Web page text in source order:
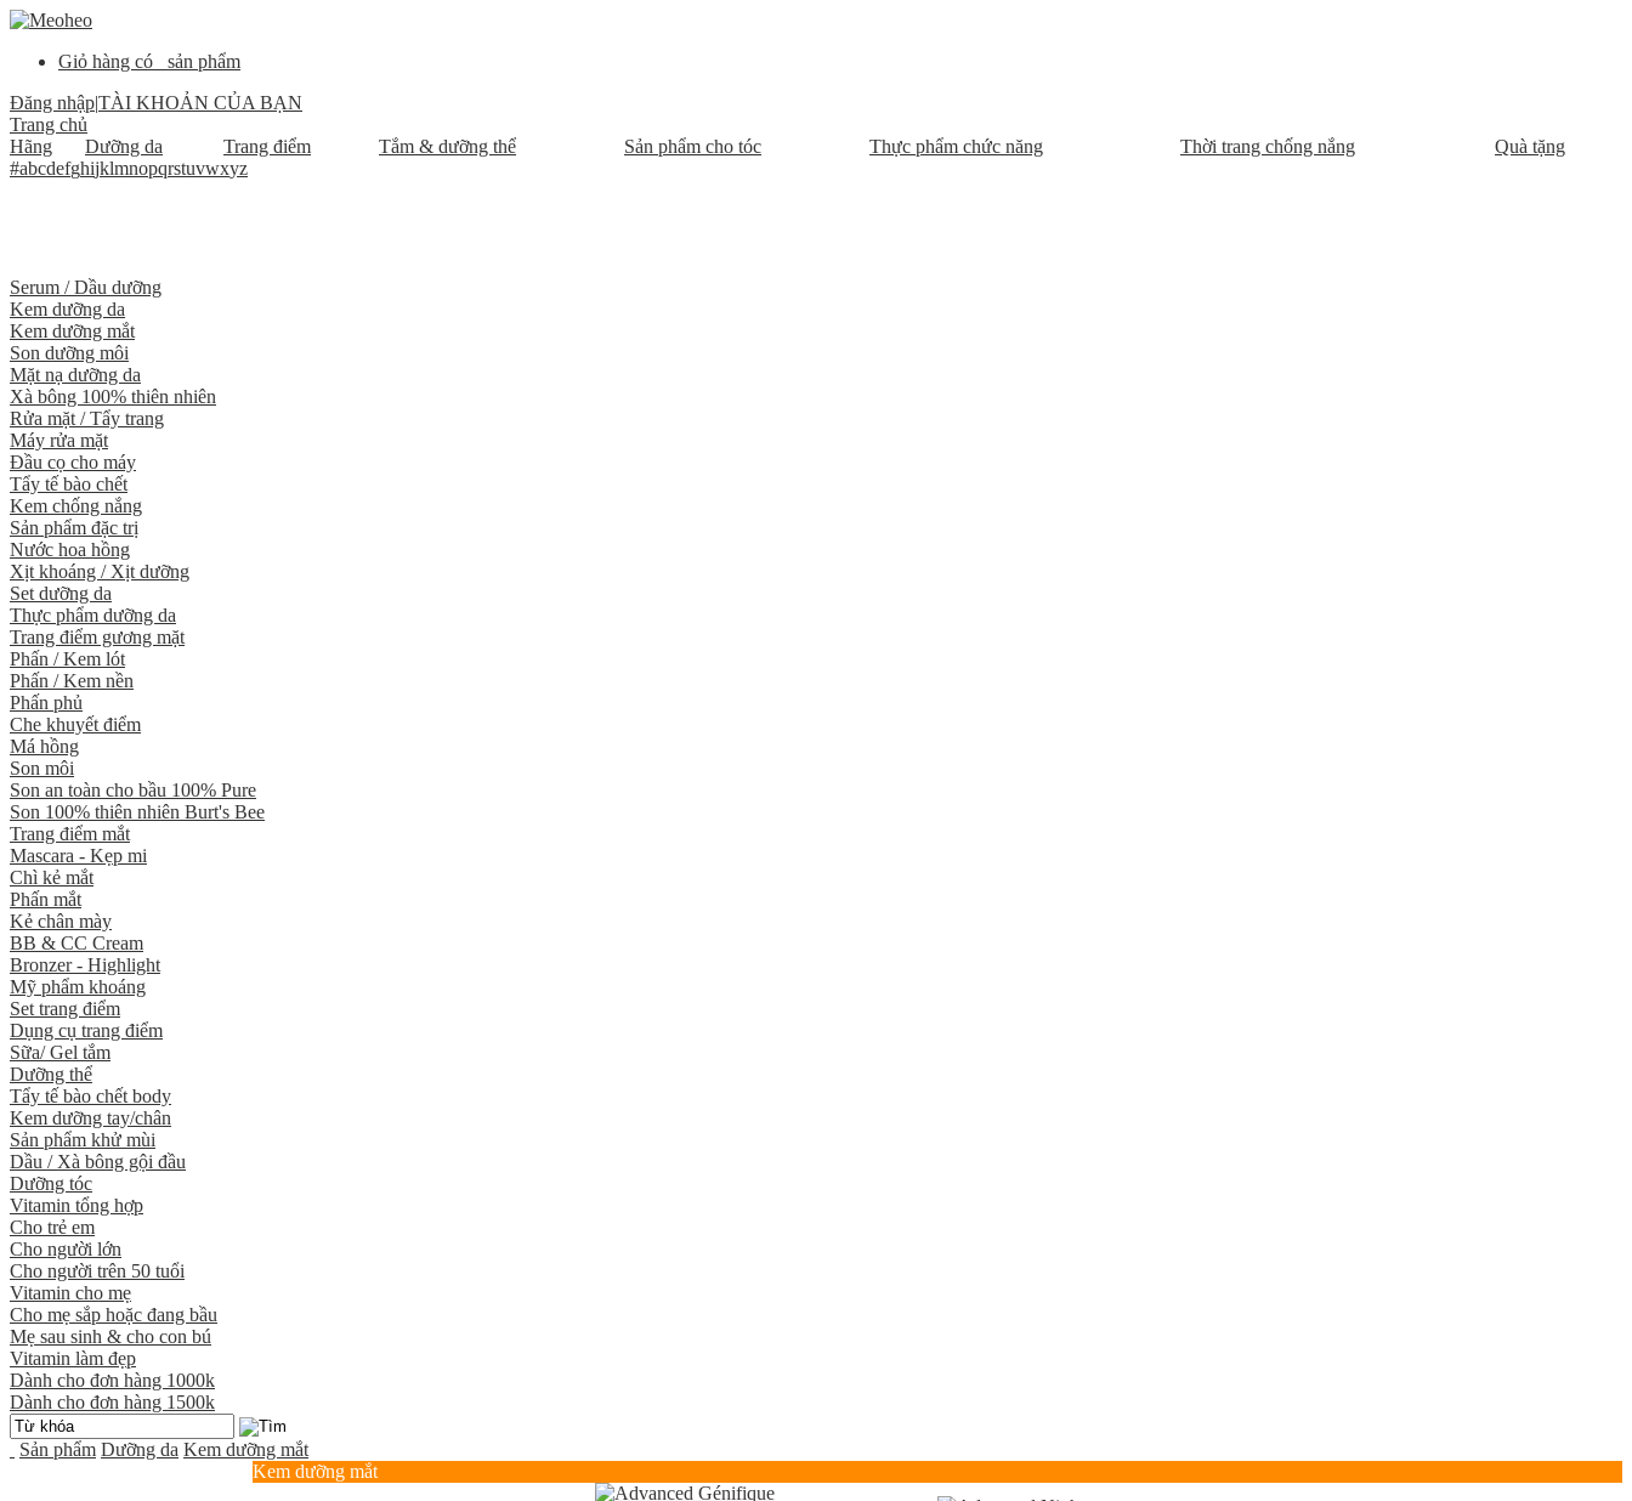
Giỏ hàng có
sản phẩm
Đăng nhập|TÀI KHOẢN CỦA BẠN
Trang chủ
Hãng
Dưỡng da Trang điểm Tắm & dưỡng thể Sản phẩm cho tóc Thực phẩm chức năng Thời trang chống nắng
Quà tặng
#abcdefghijklmnopqrstuvwxyz
Serum / Dầu dưỡng
Kem dưỡng da
Kem dưỡng mắt
Son dưỡng môi
Mặt nạ dưỡng da
Xà bông 100% thiên nhiên
Rửa mặt / Tẩy trang
Máy rửa mặt
Đầu cọ cho máy
Tẩy tế bào chết
Kem chống nắng
Sản phẩm đặc trị
Nước hoa hồng
Xịt khoáng / Xịt dưỡng
Set dưỡng da
Thực phẩm dưỡng da
Trang điểm gương mặt
Phấn / Kem lót
Phấn / Kem nền
Phấn phủ
Che khuyết điểm
Má hồng
Son môi
Son an toàn cho bầu 100% Pure
Son 100% thiên nhiên Burt's Bee
Trang điểm mắt
Mascara - Kẹp mi
Chì kẻ mắt
Phấn mắt
Kẻ chân mày
BB & CC Cream
Bronzer - Highlight
Mỹ phẩm khoáng
Set trang điểm
Dụng cụ trang điểm
Sữa/ Gel tắm
Dưỡng thể
Tẩy tế bào chết body
Kem dưỡng tay/chân
Sản phẩm khử mùi
Dầu / Xà bông gội đầu
Dưỡng tóc
Vitamin tổng hợp
Cho trẻ em
Cho người lớn
Cho người trên 50 tuổi
Vitamin cho mẹ
Cho mẹ sắp hoặc đang bầu
Mẹ sau sinh & cho con bú
Vitamin làm đẹp
Dành cho đơn hàng 1000k
Dành cho đơn hàng 1500k
Sản phẩm Dưỡng da Kem dưỡng mắt
Kem dưỡng mắt